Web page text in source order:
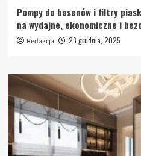
Pompy do basenów i filtry
na wydajne, ekonomiczne i
Redakcja 23 grudnia, 2025